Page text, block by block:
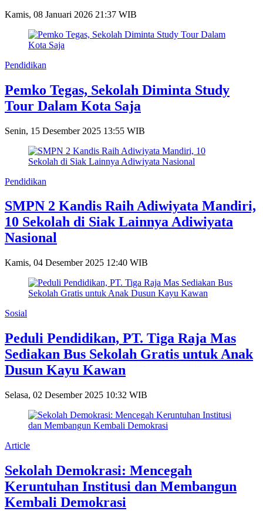
Kamis, 08 Januari 2026 21:37 WIB
Pendidikan
Pemko Tegas, Sekolah Diminta Study
Tour Dalam Kota Saja
Senin, 15 Desember 2025 13:55 WIB
Pendidikan
SMPN 2 Kandis Raih Adiwiyata Mandiri,
10 Sekolah di Siak Lainnya Adiwiyata
Nasional
Kamis, 04 Desember 2025 12:40 WIB
Sosial
Peduli Pendidikan, PT. Tiga Raja Mas
Sediakan Bus Sekolah Gratis untuk Anak
Dusun Kayu Kawan
Selasa, 02 Desember 2025 10:32 WIB
Article
Sekolah Demokrasi: Mencegah
Keruntuhan Institusi dan Membangun
Kembali Demokrasi